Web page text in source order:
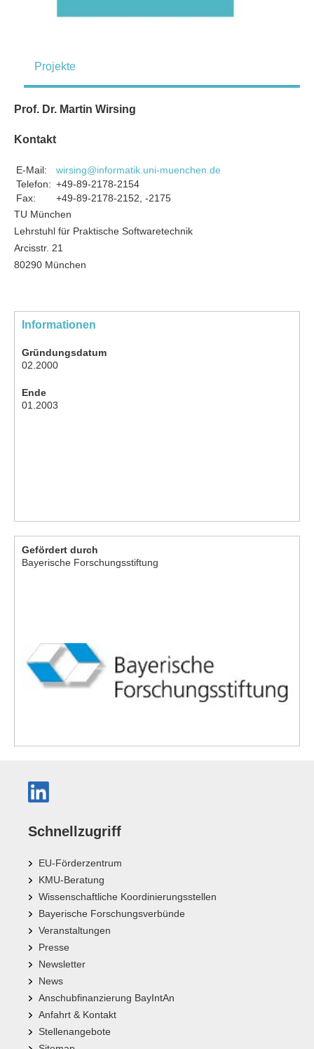
Projekte
Prof. Dr. Martin Wirsing
Kontakt
E-Mail:
wirsing@informatik.uni-muenchen.de
Telefon: +49-89-2178-2154
Fax:
+49-89-2178-2152, -2175
TU München
Lehrstuhl für Praktische Softwaretechnik
Arcisstr. 21
80290 München
Informationen
Gründungsdatum
02.2000
Ende
01.2003
Gefördert durch
Bayerische Forschungsstiftung
Schnellzugriff
EU-Förderzentrum
KMU-Beratung
Wissenschaftliche Koordinierungsstellen
Bayerische Forschungsverbünde
Veranstaltungen
Presse
Newsletter
News
Anschubfinanzierung BayIntAn
Anfahrt & Kontakt
Stellenangebote